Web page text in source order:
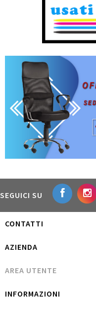
SEGUICI SU
CONTATTI
AZIENDA
AREA UTENTE
INFORMAZIONI